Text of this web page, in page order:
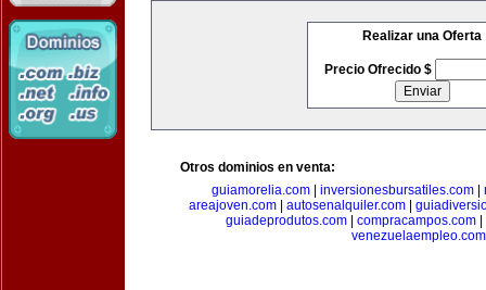
Realizar una Oferta
Precio Ofrecido $
Otros dominios en venta:
guiamorelia.com| inversionesbursatiles.com|
areajoven.com| autosenalquiler.com|
guiadeprodutos.com| compracampos.com|
venezuelaempleo.com